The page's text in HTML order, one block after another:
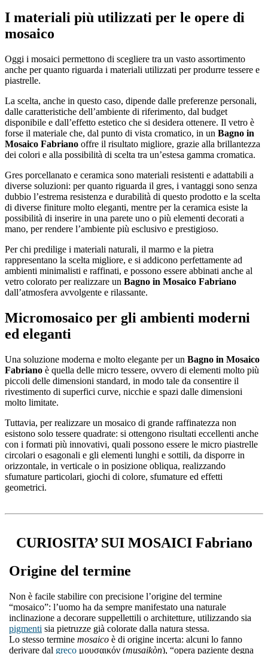
I materiali più utilizzati per le opere di
mosaico
Oggi i mosaici permettono di scegliere tra un vasto assortimento
anche per quanto riguarda i materiali utilizzati per produrre tessere e
piastrelle.
La scelta, anche in questo caso, dipende dalle preferenze personali,
dalle caratteristiche dell’ambiente di riferimento, dal budget
disponibile e dall’effetto estetico che si desidera ottenere. Il vetro è
forse il materiale che, dal punto di vista cromatico, in un Bagno in
Mosaico Fabriano offre il risultato migliore, grazie alla brillantezza
dei colori e alla possibilità di scelta tra un’estesa gamma cromatica.
Gres porcellanato e ceramica sono materiali resistenti e adattabili a
diverse soluzioni: per quanto riguarda il gres, i vantaggi sono senza
dubbio l’estrema resistenza e durabilità di questo prodotto e la scelta
di diverse finiture molto eleganti, mentre per la ceramica esiste la
possibilità di inserire in una parete uno o più elementi decorati a
mano, per rendere l’ambiente più esclusivo e prestigioso.
Per chi predilige i materiali naturali, il marmo e la pietra
rappresentano la scelta migliore, e si addicono perfettamente ad
ambienti minimalisti e raffinati, e possono essere abbinati anche al
vetro colorato per realizzare un Bagno in Mosaico Fabriano
dall’atmosfera avvolgente e rilassante.
Micromosaico per gli ambienti moderni
ed eleganti
Una soluzione moderna e molto elegante per un Bagno in Mosaico
Fabriano è quella delle micro tessere, ovvero di elementi molto più
piccoli delle dimensioni standard, in modo tale da consentire il
rivestimento di superfici curve, nicchie e spazi dalle dimensioni
molto limitate.
Tuttavia, per realizzare un mosaico di grande raffinatezza non
esistono solo tessere quadrate: si ottengono risultati eccellenti anche
con i formati più innovativi, quali possono essere le micro piastrelle
circolari o esagonali e gli elementi lunghi e sottili, da disporre in
orizzontale, in verticale o in posizione obliqua, realizzando
sfumature particolari, giochi di colore, sfumature ed effetti
geometrici.
CURIOSITA’ SUI MOSAICI Fabriano
Origine del termine
Non è facile stabilire con precisione l’origine del termine
“mosaico”: l’uomo ha da sempre manifestato una naturale
inclinazione a decorare suppellettili o architetture, utilizzando sia
pigmenti sia pietruzze già colorate dalla natura stessa.
Lo stesso termine mosaico è di origine incerta: alcuni lo fanno
derivare dal greco μουσαικόν (musaikòn), “opera paziente degna